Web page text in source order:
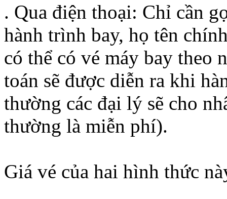
. Qua điện thoại: Chỉ cần
hành trình bay, họ tên
có thể có vé máy bay theo
toán sẽ được diễn ra khi
thường các đại lý sẽ cho
thường là miễn phí).
Giá vé của hai hình thức